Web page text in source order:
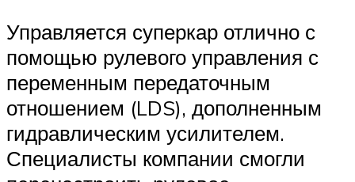
Управляется суперкар отлично с
помощью рулевого управления с
переменным передаточным
отношением (LDS), дополненным
гидравлическим усилителем.
Специалисты компании смогли